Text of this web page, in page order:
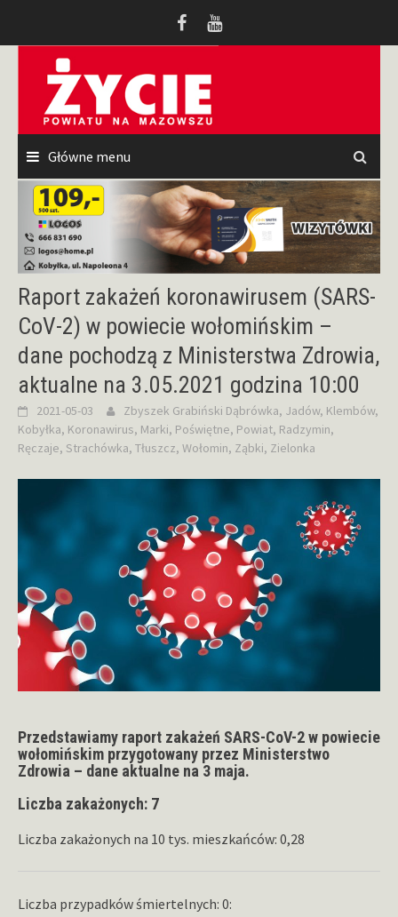
Główne menu
Raport zakażeń koronawirusem (SARS-
CoV-2) w powiecie wołomińskim –
dane pochodzą z Ministerstwa Zdrowia,
aktualne na 3.05.2021 godzina 10:00
2021-05-03 Zbyszek Grabiński Dąbrówka, Jadów, Klembów,
Kobyłka, Koronawirus, Marki, Poświętne, Powiat, Radzymin,
Ręczaje, Strachówka, Tłuszcz, Wołomin, Ząbki, Zielonka
Przedstawiamy raport zakażeń SARS-CoV-2 w powiecie
wołomińskim przygotowany przez Ministerstwo
Zdrowia – dane aktualne na 3 maja.
Liczba zakażonych: 7
Liczba zakażonych na 10 tys. mieszkańców: 0,28
Liczba przypadków śmiertelnych: 0: